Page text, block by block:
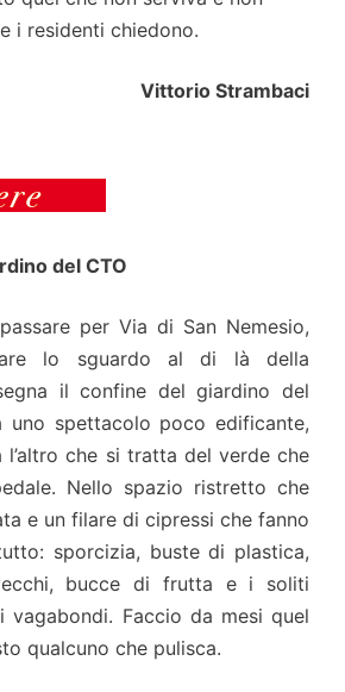
i residenti chiedono.
Vittorio Strambaci
del CTO
per Via di San Nemesio,
lo sguardo al di là della
il confine del giardino del
uno spettacolo poco edificante,
l’altro che si tratta del verde che
Nello spazio ristretto che
e un filare di cipressi che fanno
sporcizia, buste di plastica,
bucce di frutta e i soliti
vagabondi. Faccio da mesi quel
qualcuno che pulisca.